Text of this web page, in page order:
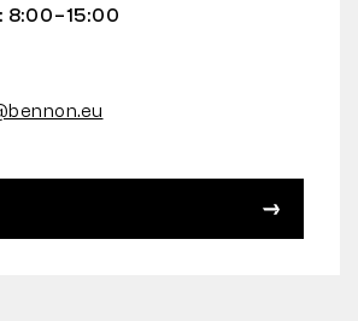
8:00–15:00